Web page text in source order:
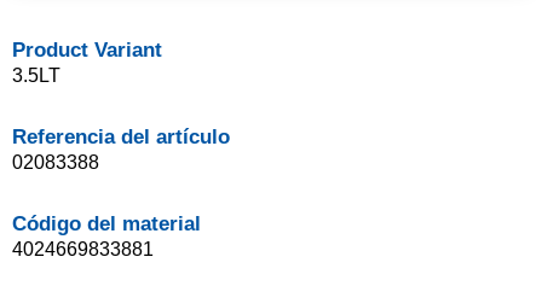
Product Variant
3.5LT
Referencia del artículo
02083388
Código del material
4024669833881